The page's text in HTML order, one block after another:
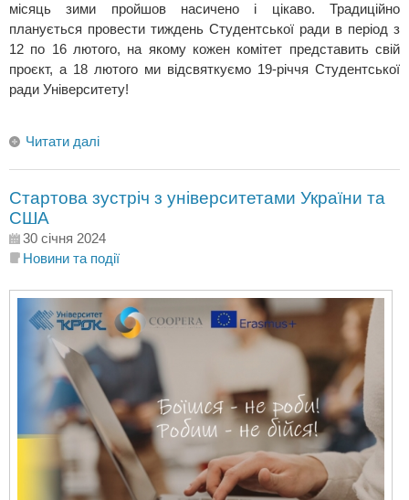
місяць зими пройшов насичено і цікаво. Традиційно
планується провести тиждень Студентської ради в період з
12 по 16 лютого, на якому кожен комітет представить свій
проєкт, а 18 лютого ми відсвяткуємо 19-річчя Студентської
ради Університету!
Читати далі
Стартова зустріч з університетами України та
США
30 січня 2024
Новини та події